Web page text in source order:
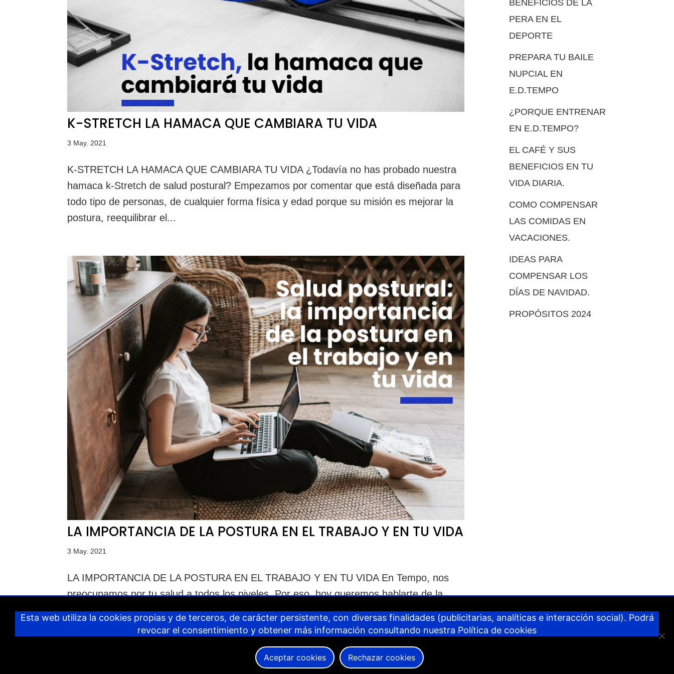
K-STRETCH LA HAMACA QUE CAMBIARA TU VIDA
3 May. 2021
K-STRETCH LA HAMACA QUE CAMBIARA TU VIDA ¿Todavía no has probado nuestra
hamaca k-Stretch de salud postural? Empezamos por comentar que está diseñada para
todo tipo de personas, de cualquier forma física y edad porque su misión es mejorar la
postura, reequilibrar el...
LA IMPORTANCIA DE LA POSTURA EN EL TRABAJO Y EN TU VIDA
3 May. 2021
LA IMPORTANCIA DE LA POSTURA EN EL TRABAJO Y EN TU VIDA En Tempo, nos
preocupamos por tu salud a todos los niveles. Por eso, hoy queremos hablarte de la
SALUD POSTURAL, que afecta especialmente a tu entorno laboral, pero también al
personal Hoy 28 de Abril, se celebra...
BENEFICIOS DE LA
PERA EN EL
DEPORTE
PREPARA TU BAILE
NUPCIAL EN
E.D.TEMPO
¿PORQUE ENTRENAR
EN E.D.TEMPO?
EL CAFÉ Y SUS
BENEFICIOS EN TU
VIDA DIARIA.
COMO COMPENSAR
LAS COMIDAS EN
VACACIONES.
IDEAS PARA
COMPENSAR LOS
DÍAS DE NAVIDAD.
PROPÓSITOS 2024
Esta web utiliza la cookies propias y de terceros, de carácter persistente, con diversas finalidades (publicitarias, analíticas e interacción social). Podrá
revocar el consentimiento y obtener más información consultando nuestra Política de cookies
Aceptar cookies Rechazar cookies